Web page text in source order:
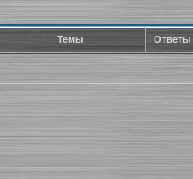
Темы Ответы